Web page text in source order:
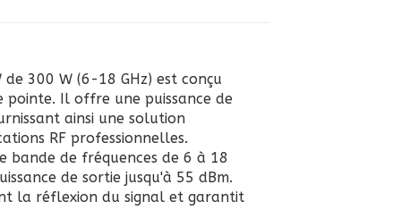
300 W (6-18 GHz) est conçu
pointe. Il offre une puissance de
ainsi une solution
RF professionnelles.
bande de fréquences de 6 à 18
de sortie jusqu'à 55 dBm.
la réflexion du signal et garantit